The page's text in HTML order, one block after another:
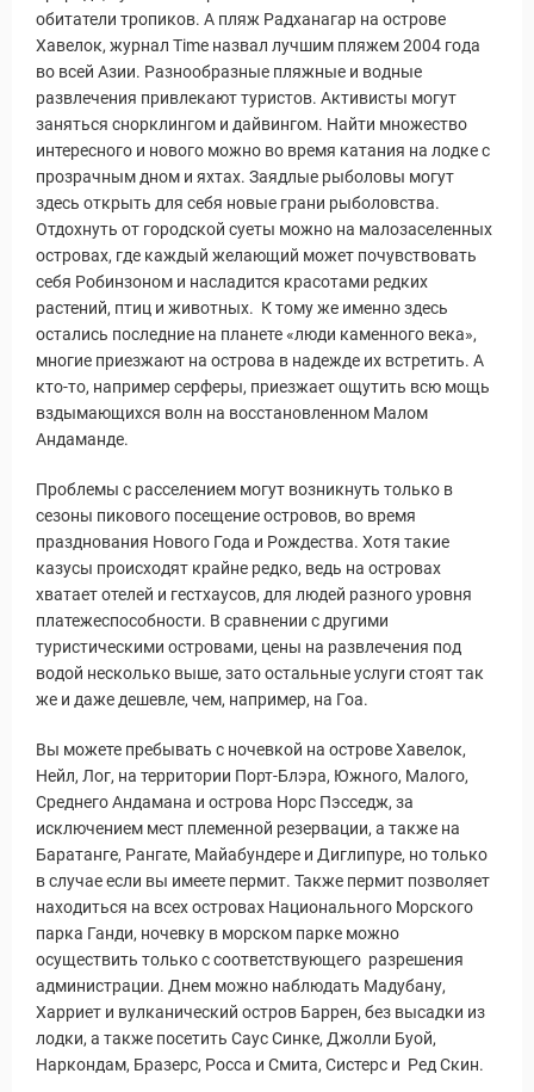
Путеводитель по
обитатели тропиков. А пляж Радханагар на острове
Хавелок, журнал Time назвал лучшим пляжем 2004 года
во всей Азии. Разнообразные пляжные и водные
развлечения привлекают туристов. Активисты могут
заняться снорклингом и дайвингом. Найти множество
интересного и нового можно во время катания на лодке с
прозрачным дном и яхтах. Заядлые рыболовы могут
здесь открыть для себя новые грани рыболовства.
Отдохнуть от городской суеты можно на малозаселенных
островах, где каждый желающий может почувствовать
себя Робинзоном и насладится красотами редких
растений, птиц и животных. К тому же именно здесь
остались последние на планете «люди каменного века»,
многие приезжают на острова в надежде их встретить. А
кто-то, например серферы, приезжает ощутить всю мощь
вздымающихся волн на восстановленном Малом
Андаманде.
Проблемы с расселением могут возникнуть только в
сезоны пикового посещение островов, во время
празднования Нового Года и Рождества. Хотя такие
казусы происходят крайне редко, ведь на островах
хватает отелей и гестхаусов, для людей разного уровня
платежеспособности. В сравнении с другими
туристическими островами, цены на развлечения под
водой несколько выше, зато остальные услуги стоят так
же и даже дешевле, чем, например, на Гоа.
Вы можете пребывать с ночевкой на острове Хавелок,
Нейл, Лог, на территории Порт-Блэра, Южного, Малого,
Среднего Андамана и острова Норс Пэсседж, за
исключением мест племенной резервации, а также на
Баратанге, Рангате, Майабундере и Диглипуре, но только
в случае если вы имеете пермит. Также пермит позволяет
находиться на всех островах Национального Морского
парка Ганди, ночевку в морском парке можно
осуществить только с соответствующего разрешения
администрации. Днем можно наблюдать Мадубану,
Харриет и вулканический остров Баррен, без высадки из
лодки, а также посетить Саус Синке, Джолли Буой,
Наркондам, Бразерс, Росса и Смита, Систерс и Ред Скин.